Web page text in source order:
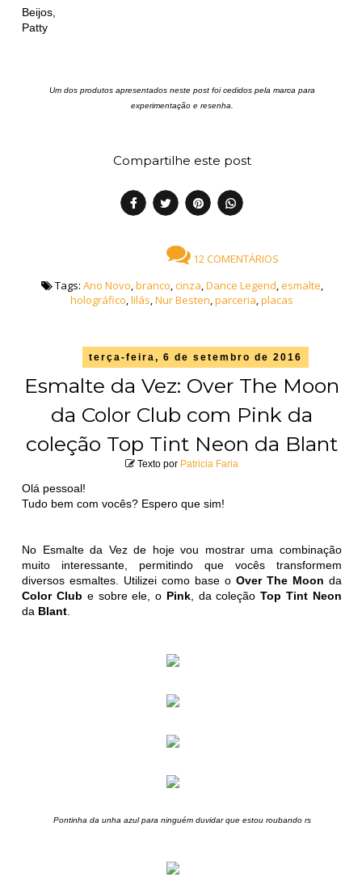
Beijos,
Patty
Um dos produtos apresentados neste post foi cedidos pela marca para
experimentação e resenha.
Compartilhe este post
12 COMENTÁRIOS
Tags: Ano Novo,branco,cinza,Dance Legend,esmalte,
holográfico,lilás,Nur Besten,parceria,placas
terça-feira, 6 de setembro de 2016
Esmalte da Vez: Over The Moon
da Color Club com Pink da
coleção Top Tint Neon da Blant
Texto por Patricia Faria
Olá pessoal!
Tudo bem com vocês? Espero que sim!
No Esmalte da Vez de hoje vou mostrar uma combinação
muito interessante, permitindo que vocês transformem
diversos esmaltes. Utilizei como base oOver The Moon da
Color Club e sobre ele, o Pink, da coleçãoTop Tint Neon
da Blant
Pontinha da unha azul para ninguém duvidar que estou roubando rs